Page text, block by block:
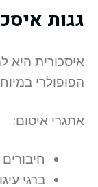
גגות
איסכורית היא
הפופולרי
אתגרי איטום:
ברגי